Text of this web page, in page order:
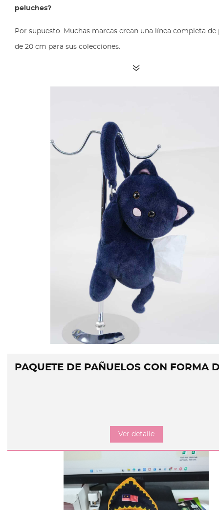
peluches?
Por supuesto. Muchas marcas crean una línea completa de
de 20 cm para sus colecciones.
PAQUETE DE PAÑUELOS CON FORMA
Ver detalle